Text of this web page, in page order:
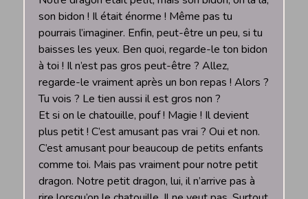
son bidon ! Il était énorme ! Même pas tu
pourrais l’imaginer. Enfin, peut-être un peu, si tu
baisses les yeux. Ben quoi, regarde-le ton bidon
à toi ! Il n’est pas gros peut-être ? Allez,
regarde-le vraiment après un bon repas ! Alors ?
Tu vois ? Le tien aussi il est gros non ?
Et si on le chatouille, pouf ! Magie ! Il devient
plus petit ! C’est amusant pas vrai ? Oui et non.
C’est amusant pour beaucoup de petits enfants
comme toi. Mais pas vraiment pour notre petit
dragon. Notre petit dragon, lui, il n’arrive pas à